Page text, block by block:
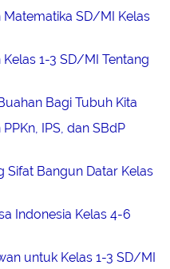
SD/MI Kelas
1-3 SD/MI Tentang
Bagi Tubuh Kita
IPS, dan SBdP
Sifat Bangun Datar Kelas
Indonesia Kelas 4-6
untuk Kelas 1-3 SD/MI